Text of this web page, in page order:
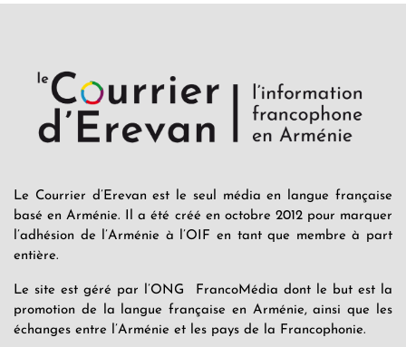
Le Courrier d’Erevan est le seul média en langue française
basé en Arménie. Il a été créé en octobre 2012 pour marquer
l’adhésion de l’Arménie à l’OIF en tant que membre à part
entière.
Le site est géré par l’ONG FrancoMédia dont le but est la
promotion de la langue française en Arménie, ainsi que les
échanges entre l’Arménie et les pays de la Francophonie.